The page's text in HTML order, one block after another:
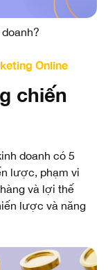
Online
chiến
doanh có 5
lược, phạm vi
và lợi thế
lược và năng